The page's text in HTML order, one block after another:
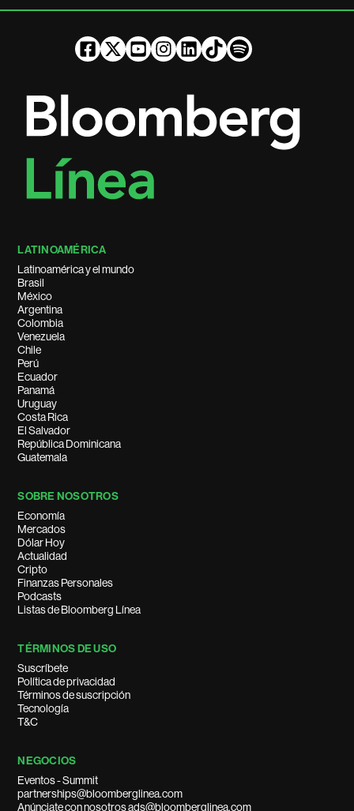
LATINOAMÉRICA
Latinoamérica y el mundo
Brasil
México
Argentina
Colombia
Venezuela
Chile
Perú
Ecuador
Panamá
Uruguay
Costa Rica
El Salvador
República Dominicana
Guatemala
SOBRE NOSOTROS
Economía
Mercados
Dólar Hoy
Actualidad
Cripto
Finanzas Personales
Podcasts
Listas de Bloomberg Línea
TÉRMINOS DE USO
Suscríbete
Política de privacidad
Términos de suscripción
Tecnología
T&C
NEGOCIOS
Eventos - Summit
partnerships@bloomberglinea.com
Anúnciate con nosotros ads@bloomberglinea.com